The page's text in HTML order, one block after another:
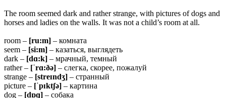
The room seemed dark and rather strange, with pictures of dogs and
horses and ladies on the walls. It was not a child’s room at all.
room – [ru:m] – комната
seem – [si:m] – казаться, выглядеть
dark – [dɑ:k] – мрачный, темный
rather – [ˈrɑ:ðə] – слегка, скорее, пожалуй
strange – [streɪndʒ] – странный
picture – [ˈpɪktʃə] – картина
dog – [dɒɡ] – собака